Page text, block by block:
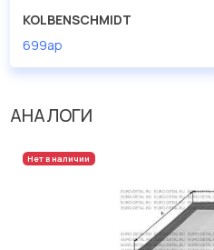
KOLBENSCHMIDT
699ap
АНАЛОГИ
Нет в наличии